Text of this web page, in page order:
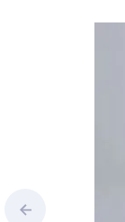
pecemi a vtavnou
Concordia Lesov